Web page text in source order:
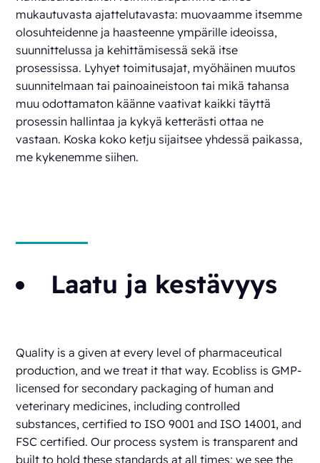
mukautuvasta ajattelutavasta: muovaamme itsemme
olosuhteidenne ja haasteenne ympärille ideoissa,
suunnittelussa ja kehittämisessä sekä itse
prosessissa. Lyhyet toimitusajat, myöhäinen muutos
suunnitelmaan tai painoaineistoon tai mikä tahansa
muu odottamaton käänne vaativat kaikki täyttä
prosessin hallintaa ja kykyä ketterästi ottaa ne
vastaan. Koska koko ketju sijaitsee yhdessä paikassa,
me kykenemme siihen.
Laatu ja kestävyys
Quality is a given at every level of pharmaceutical
production, and we treat it that way. Ecobliss is GMP-
licensed for secondary packaging of human and
veterinary medicines, including controlled
substances, certified to ISO 9001 and ISO 14001, and
FSC certified. Our process system is transparent and
built to hold these standards at all times; we see the